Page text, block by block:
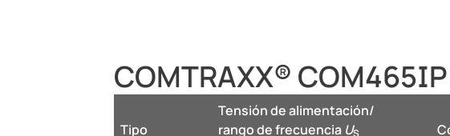
COMTRAXX®
Tipo
Tensión de alimentación/
rango de frecuencia US